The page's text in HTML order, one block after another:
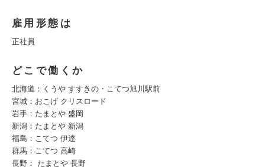
雇用形態は
正社員
どこで働くか
北海道：くうや すすきの・こてつ旭川駅前
宮城：おこげ クリスロード
岩手：たまとや 盛岡
新潟：たまとや 新潟
福島：こてつ 伊達
群馬：こてつ 高崎
長野： たまとや 長野